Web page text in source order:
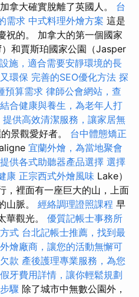
拿大確實脫離了英國人。 台
需求 中式料理外燴方案 這是
祝的。 加拿大的第一個國家
和賈斯珀國家公園（Jasper
施，適合需要安靜環境的長
環保 完善的SEO優化方法 探
預算需求 律師公會網站，查
合健康與養生，為老年人打
提供高效清潔服務，讓家居無
景觀愛好者。 台中體態矯正
宜蘭外燴，為當地聚會
供各式助聽器產品選擇 選擇
康 正宗西式外燴風味 Lake）
，裡面有一座巨大的山，上面
山脈。 經絡調理證照課程 早
華觀光。 優質記帳士事務所
式 台北記帳士推薦，找到最
燴廠商，讓您的活動無懈可
款 產後護理專業服務，為您
假牙費用詳情，讓你輕鬆規劃
驟 除了城市中無數公園外，